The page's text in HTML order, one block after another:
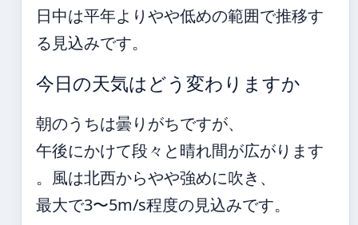
日中は平年よりやや低めの範囲で推移す
る見込みです。
今日の天気はどう変わりますか
朝のうちは曇りがちですが、
午後にかけて段々と晴れ間が広がります
。風は北西からやや強めに吹き、
最大で3〜5m/s程度の見込みです。